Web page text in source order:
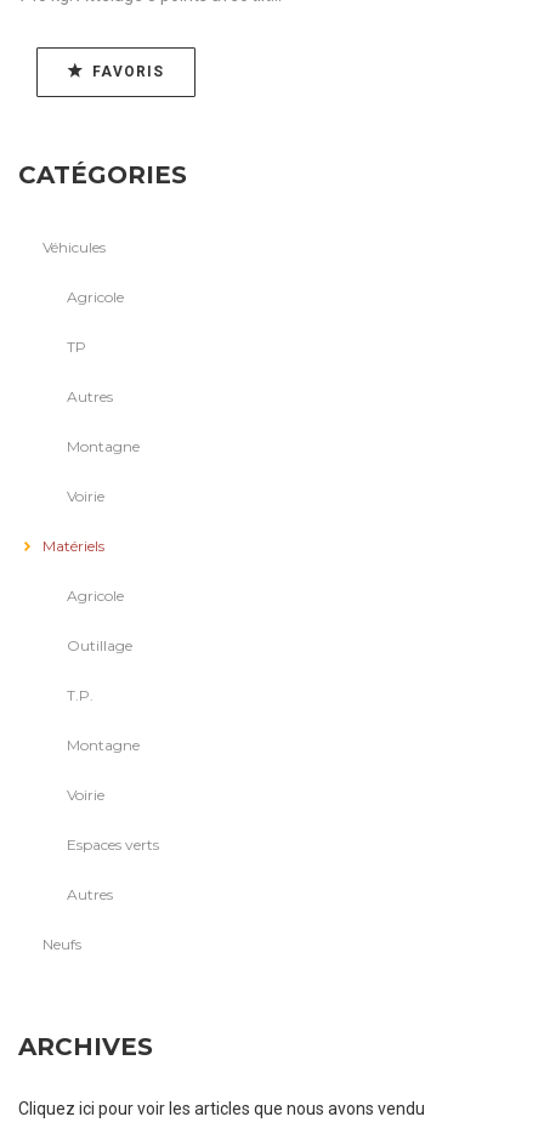
FAVORIS
CATÉGORIES
Véhicules
Agricole
TP
Autres
Montagne
Voirie
Matériels
Agricole
Outillage
T.P.
Montagne
Voirie
Espaces verts
Autres
Neufs
ARCHIVES
Cliquez ici pour voir les articles que nous avons vendu